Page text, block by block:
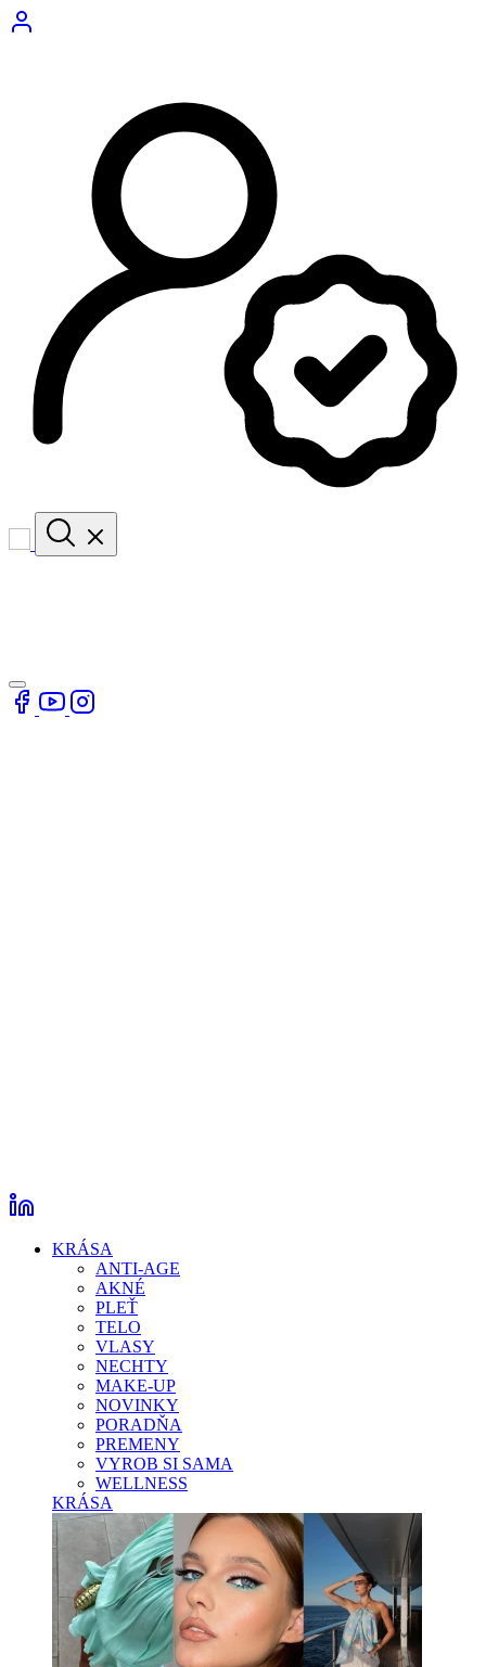
KRÁSA
ANTI-AGE
AKNÉ
PLEŤ
TELO
VLASY
NECHTY
MAKE-UP
NOVINKY
PORADŇA
PREMENY
VYROB SI SAMA
WELLNESS
KRÁSA